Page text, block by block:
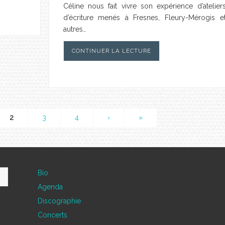
Céline nous fait vivre son expérience
d’écriture menés à Fresnes, Fleury-Mérogis
autres…
CONTINUER LA LECTURE
2 3 4 › »
Bio
Agenda
Discographie
Concerts